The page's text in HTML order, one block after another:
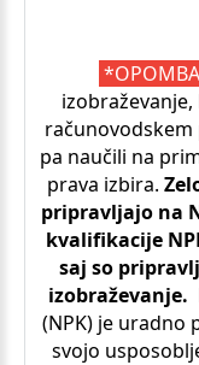
pa naučili na
prava izbira.
pripravljajo na
kvalifikacije
saj so
izobraževanje.
(NPK) je uradno
svojo